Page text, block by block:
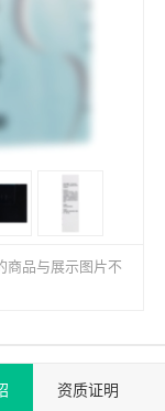
商品与展示图片不
资质证明